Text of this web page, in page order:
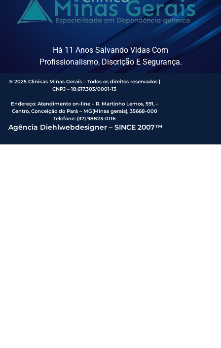
Há 11 Anos Salvando Vidas Com
Profissionalismo, Discrição E Segurança.
® 2025 Clínicas Minas Gerais – Todos os direitos reservados |
CNPJ – 18.617.303/0001-13
Endereço: Atendimento on-line – R. Martinho Lemos, 591, –
Centro, Conceição do Pará – MG(Minas gerais), 35668-000
Telefone:(37) 98823-0116
Agência Diehlwebdesigner – SINCE 2007™